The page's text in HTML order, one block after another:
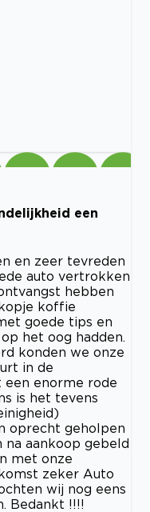
een
en zeer tevreden
auto vertrokken
hebben
koffie
goede tips en
het oog hadden.
konden we onze
in de
enorme rode
is het tevens
oprecht geholpen
na aankoop gebeld
met onze
zeker Auto
wij nog eens
Bedankt !!!!